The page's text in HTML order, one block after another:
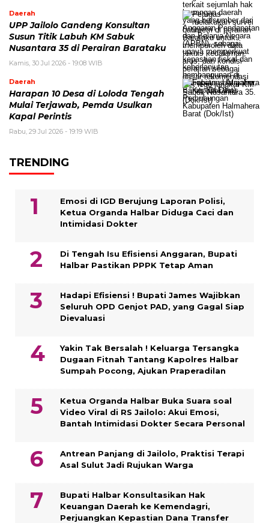
Daerah
UPP Jailolo Gandeng Konsultan
Susun Titik Labuh KM Sabuk
Nusantara 35 di Perairan Barataku
Kamis, 30 Jul 2026 - 19:08 WIB
Daerah
Harapan 10 Desa di Loloda Tengah
Mulai Terjawab, Pemda Usulkan
Kapal Perintis
Rabu, 29 Jul 2026 - 19:19 WIB
TRENDING
Emosi di IGD Berujung Laporan Polisi,
Ketua Organda Halbar Diduga Caci dan
Intimidasi Dokter
Di Tengah Isu Efisiensi Anggaran, Bupati
Halbar Pastikan PPPK Tetap Aman
Hadapi Efisiensi ! Bupati James Wajibkan
Seluruh OPD Genjot PAD, yang Gagal Siap
Dievaluasi
Yakin Tak Bersalah ! Keluarga Tersangka
Dugaan Fitnah Tantang Kapolres Halbar
Sumpah Pocong, Ajukan Praperadilan
Ketua Organda Halbar Buka Suara soal
Video Viral di RS Jailolo: Akui Emosi,
Bantah Intimidasi Dokter Secara Personal
Antrean Panjang di Jailolo, Praktisi Terapi
Asal Sulut Jadi Rujukan Warga
Bupati Halbar Konsultasikan Hak
Keuangan Daerah ke Kemendagri,
Perjuangkan Kepastian Dana Transfer